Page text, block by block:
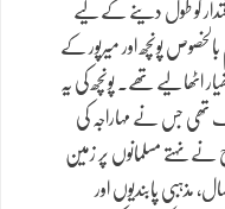
کو طول دینے کے لیے
پونچھ اور میرپور کے
اٹھا لیے تھے۔ پونچھ کی یہ
تھی جس نے مہاراجہ کی
نے نہتے مسلمانوں پر زمین
مذہبی پابندیوں اور